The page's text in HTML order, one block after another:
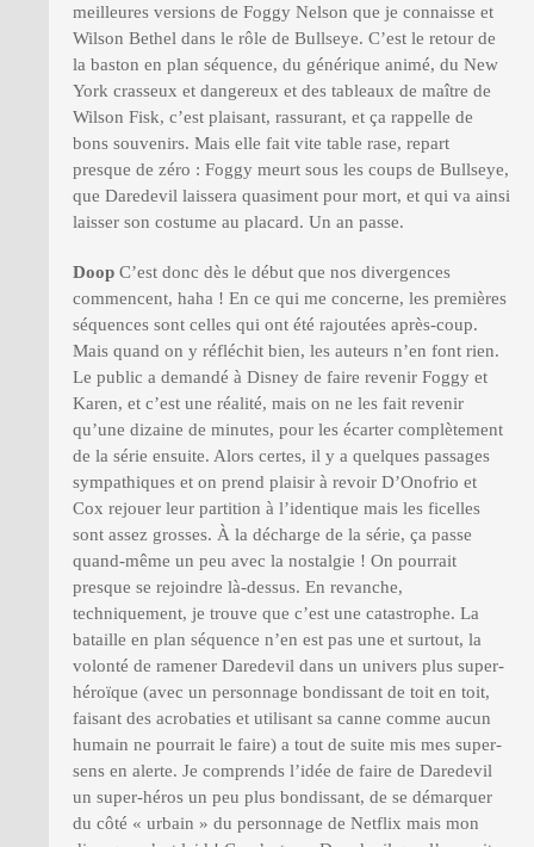
meilleures versions de Foggy Nelson que je connaisse et
Wilson Bethel dans le rôle de Bullseye. C’est le retour de
la baston en plan séquence, du générique animé, du New
York crasseux et dangereux et des tableaux de maître de
Wilson Fisk, c’est plaisant, rassurant, et ça rappelle de
bons souvenirs. Mais elle fait vite table rase, repart
presque de zéro : Foggy meurt sous les coups de Bullseye,
que Daredevil laissera quasiment pour mort, et qui va ainsi
laisser son costume au placard. Un an passe.
Doop C’est donc dès le début que nos divergences
commencent, haha ! En ce qui me concerne, les premières
séquences sont celles qui ont été rajoutées après-coup.
Mais quand on y réfléchit bien, les auteurs n’en font rien.
Le public a demandé à Disney de faire revenir Foggy et
Karen, et c’est une réalité, mais on ne les fait revenir
qu’une dizaine de minutes, pour les écarter complètement
de la série ensuite. Alors certes, il y a quelques passages
sympathiques et on prend plaisir à revoir D’Onofrio et
Cox rejouer leur partition à l’identique mais les ficelles
sont assez grosses. À la décharge de la série, ça passe
quand-même un peu avec la nostalgie ! On pourrait
presque se rejoindre là-dessus. En revanche,
techniquement, je trouve que c’est une catastrophe. La
bataille en plan séquence n’en est pas une et surtout, la
volonté de ramener Daredevil dans un univers plus super-
héroïque (avec un personnage bondissant de toit en toit,
faisant des acrobaties et utilisant sa canne comme aucun
humain ne pourrait le faire) a tout de suite mis mes super-
sens en alerte. Je comprends l’idée de faire de Daredevil
un super-héros un peu plus bondissant, de se démarquer
du côté « urbain » du personnage de Netflix mais mon